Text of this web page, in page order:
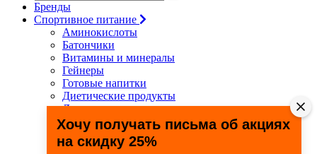
Бренды
Спортивное питание
Аминокислоты
Батончики
Витамины и минералы
Гейнеры
Готовые напитки
Диетические продукты
Для связок и суставов
Жиросжигатели
Здоровье и долголетие
Креатин
Хочу получать письма об акциях
на скидку 25%